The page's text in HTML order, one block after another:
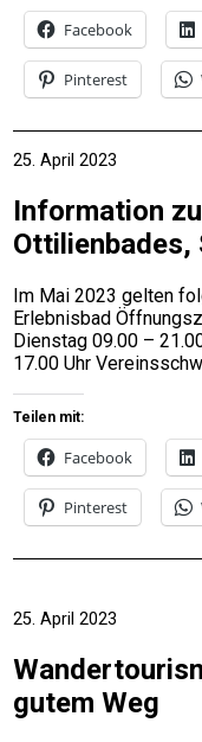
Facebook
Pinterest
25. April 2023
Information
Ottilienbades,
Im Mai 2023 gelten
Erlebnisbad
Dienstag 09.00 –
17.00 Uhr
Teilen mit:
Facebook
Pinterest
25. April 2023
gutem Weg